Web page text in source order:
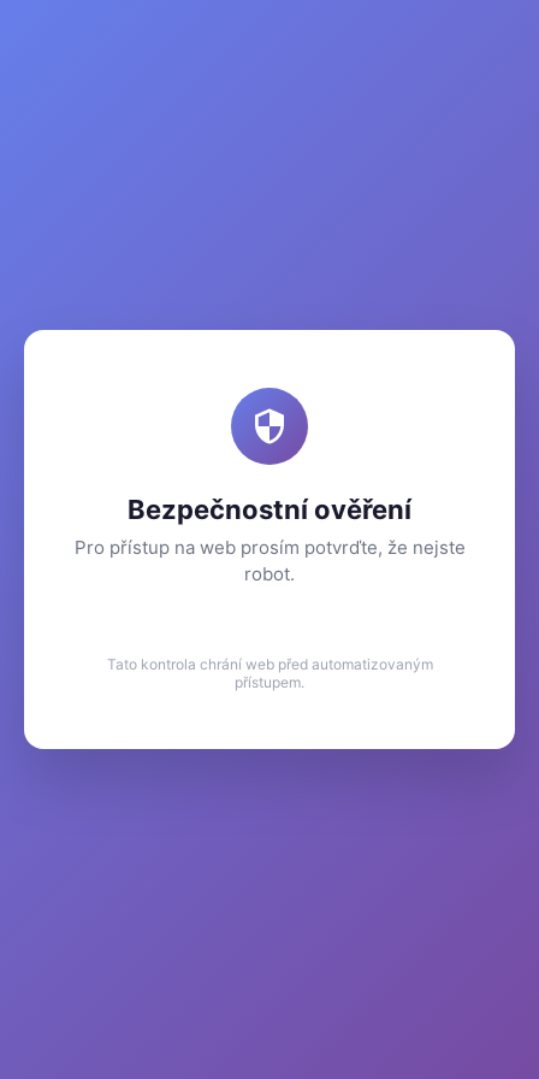
Bezpečnostní ověření
Pro přístup na web prosím potvrďte, že nejste
robot.
Tato kontrola chrání web před automatizovaným
přístupem.